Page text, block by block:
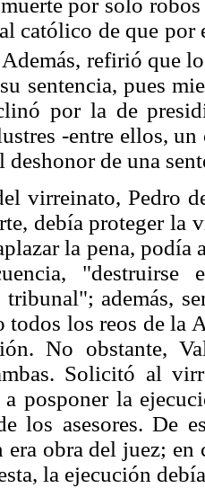
católico de que por
refirió que
sentencia, pues
por la de
-entre ellos,
deshonor de una
virreinato, Pedro
debía proteger la
la pena, podía
tribunal"; además,
todos los reos de la
No obstante,
Solicitó al
posponer la
los asesores. De
era obra del juez; en
la ejecución